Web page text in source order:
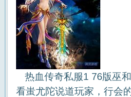
热血传奇私服1 76版巫
看蚩尤陀说道玩家，行会